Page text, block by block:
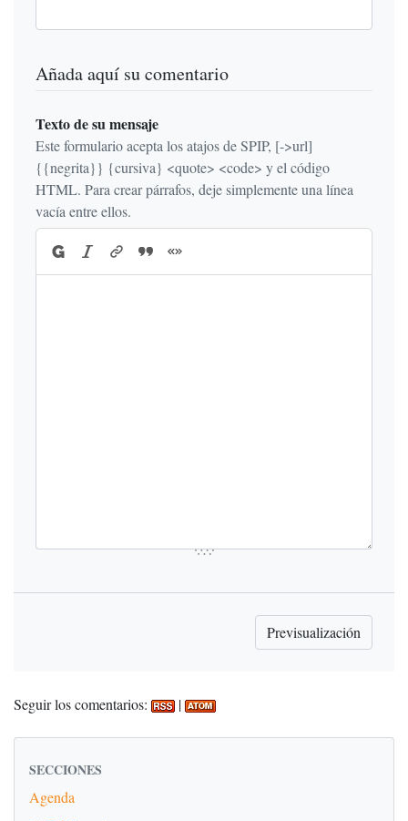
Añada aquí su comentario
Texto de su mensaje
Este formulario acepta los atajos de SPIP, [->url]
{{negrita}} {cursiva} <quote> <code> y el código
HTML. Para crear párrafos, deje simplemente una línea
vacía entre ellos.
Seguir los comentarios: |
SECCIONES
Agenda